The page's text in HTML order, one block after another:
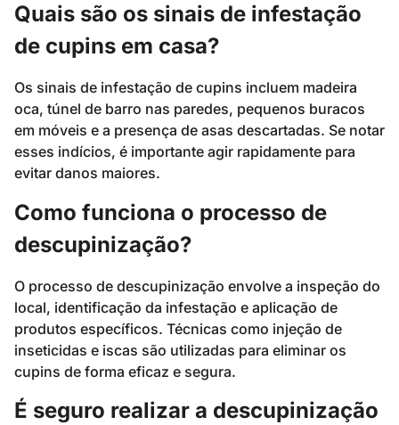
Quais são os sinais de infestação
de cupins em casa?
Os sinais de infestação de cupins incluem madeira
oca, túnel de barro nas paredes, pequenos buracos
em móveis e a presença de asas descartadas. Se notar
esses indícios, é importante agir rapidamente para
evitar danos maiores.
Como funciona o processo de
descupinização?
O processo de descupinização envolve a inspeção do
local, identificação da infestação e aplicação de
produtos específicos. Técnicas como injeção de
inseticidas e iscas são utilizadas para eliminar os
cupins de forma eficaz e segura.
É seguro realizar a descupinização